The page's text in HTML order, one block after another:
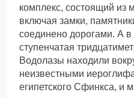
комплекс, состоящий из
включая замки,
соединено дорогами. А в
ступенчатая
Водолазы находили
неизвестными
египетского Сфинкса, и